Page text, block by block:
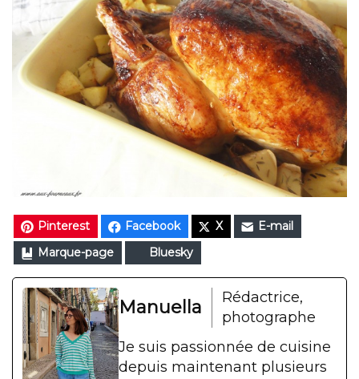
Pinterest Facebook X
E-mail
Marque-page
Bluesky
Manuella
Rédactrice,
photographe
Je suis passionnée de cuisine
depuis maintenant plusieurs